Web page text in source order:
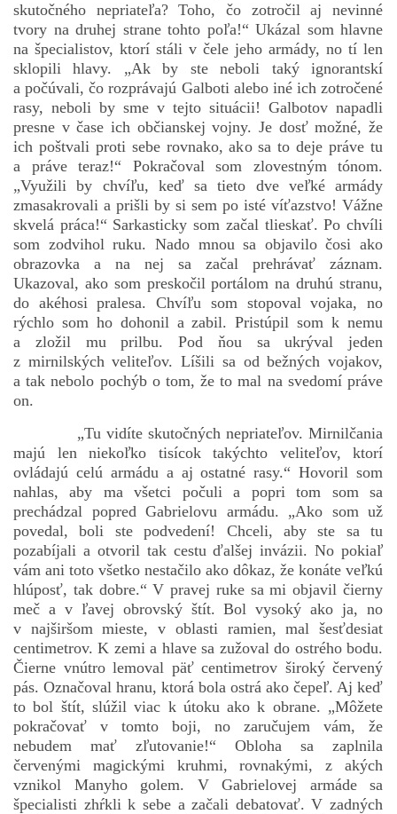
skutočného nepriateľa? Toho, čo zotročil aj nevinné
tvory na druhej strane tohto poľa!“ Ukázal som hlavne
na špecialistov, ktorí stáli v čele jeho armády, no tí len
sklopili hlavy. „Ak by ste neboli taký ignorantskí
a počúvali, čo rozprávajú Galboti alebo iné ich zotročené
rasy, neboli by sme v tejto situácii! Galbotov napadli
presne v čase ich občianskej vojny. Je dosť možné, že
ich poštvali proti sebe rovnako, ako sa to deje práve tu
a práve teraz!“ Pokračoval som zlovestným tónom.
„Využili by chvíľu, keď sa tieto dve veľké armády
zmasakrovali a prišli by si sem po isté víťazstvo! Vážne
skvelá práca!“ Sarkasticky som začal tlieskať. Po chvíli
som zodvihol ruku. Nado mnou sa objavilo čosi ako
obrazovka a na nej sa začal prehrávať záznam.
Ukazoval, ako som preskočil portálom na druhú stranu,
do akéhosi pralesa. Chvíľu som stopoval vojaka, no
rýchlo som ho dohonil a zabil. Pristúpil som k nemu
a zložil mu prilbu. Pod ňou sa ukrýval jeden
z mirnilských veliteľov. Líšili sa od bežných vojakov,
a tak nebolo pochýb o tom, že to mal na svedomí práve
on.
„Tu vidíte skutočných nepriateľov. Mirnilčania
majú len niekoľko tisícok takýchto veliteľov, ktorí
ovládajú celú armádu a aj ostatné rasy.“ Hovoril som
nahlas, aby ma všetci počuli a popri tom som sa
prechádzal popred Gabrielovu armádu. „Ako som už
povedal, boli ste podvedení! Chceli, aby ste sa tu
pozabíjali a otvoril tak cestu ďalšej invázii. No pokiaľ
vám ani toto všetko nestačilo ako dôkaz, že konáte veľkú
hlúposť, tak dobre.“ V pravej ruke sa mi objavil čierny
meč a v ľavej obrovský štít. Bol vysoký ako ja, no
v najširšom mieste, v oblasti ramien, mal šesťdesiat
centimetrov. K zemi a hlave sa zužoval do ostrého bodu.
Čierne vnútro lemoval päť centimetrov široký červený
pás. Označoval hranu, ktorá bola ostrá ako čepeľ. Aj keď
to bol štít, slúžil viac k útoku ako k obrane. „Môžete
pokračovať v tomto boji, no zaručujem vám, že
nebudem mať zľutovanie!“ Obloha sa zaplnila
červenými magickými kruhmi, rovnakými, z akých
vznikol Manyho golem. V Gabrielovej armáde sa
špecialisti zhŕkli k sebe a začali debatovať. V zadných